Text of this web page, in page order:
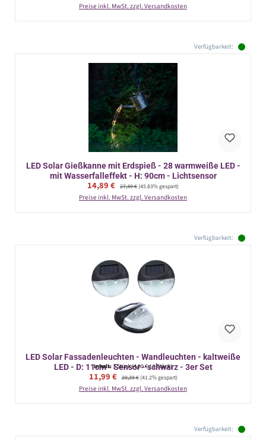
Preise inkl. MwSt. zzgl. Versandkosten
Verfügbarkeit:
LED Solar Gießkanne mit Erdspieß - 28 warmweiße LED -
mit Wasserfalleffekt - H: 90cm - Lichtsensor
Verkaufspreis:
14,89 € Regulärer Preis:
27,49 €(45.83% gespart)
Preise inkl. MwSt. zzgl. Versandkosten
Verfügbarkeit:
LED Solar Fassadenleuchten - Wandleuchten - kaltweiße
LED - D: 11cm - Sensor - schwarz - 3er Set
Inhalt:3 Stück(4,00 € / 1 Stück)
Verkaufspreis:
11,99 € Regulärer Preis:
20,39 €(41.2% gespart)
Preise inkl. MwSt. zzgl. Versandkosten
Verfügbarkeit: